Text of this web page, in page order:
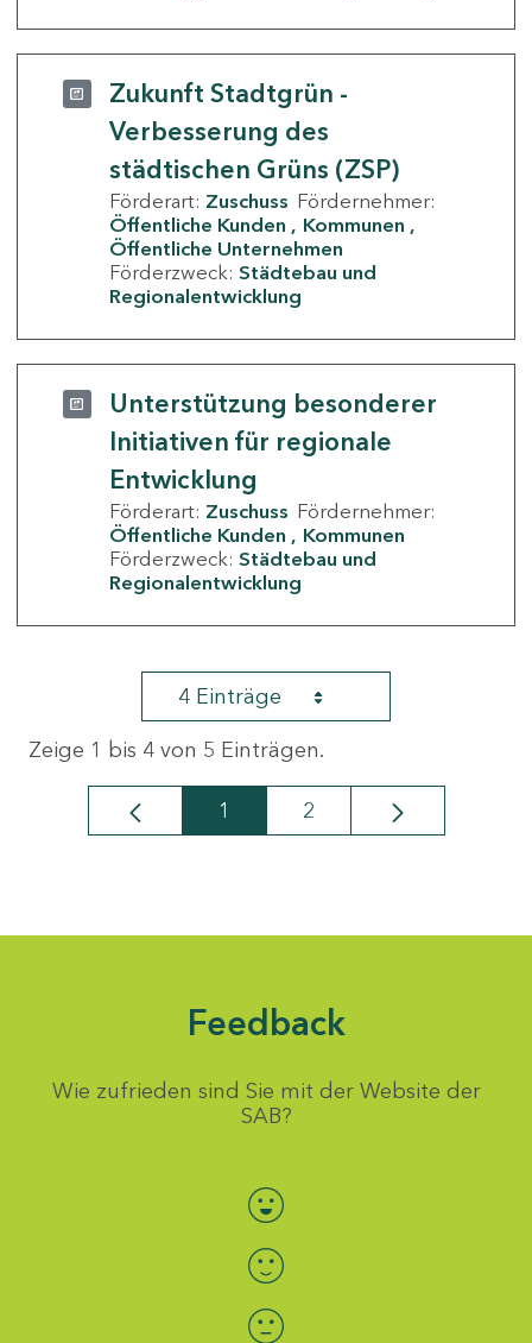
Zukunft Stadtgrün -
Verbesserung des
städtischen Grüns (ZSP)
Förderart: Zuschuss Fördernehmer:
Öffentliche Kunden
Kommunen
Öffentliche Unternehmen
Förderzweck: Städtebau und
Regionalentwicklung
Unterstützung besonderer
Initiativen für regionale
Entwicklung
Förderart: Zuschuss Fördernehmer:
Öffentliche Kunden
Kommunen
Förderzweck: Städtebau und
Regionalentwicklung
4 Einträge
Zeige 1 bis 4 von 5 Einträgen.
Seite
1 Seite
2
Feedback
Wie zufrieden sind Sie mit der Website der
SAB?
Bewertung auswählen